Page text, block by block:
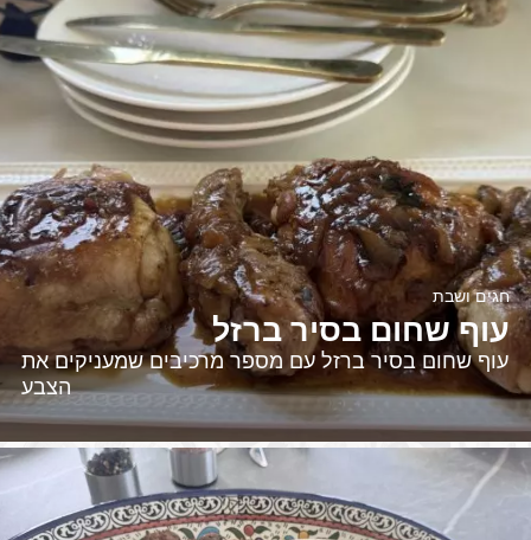
עוף שחום בסיר ברזל
חגים ושבת
עוף שחום בסיר ברזל עם מספר מרכיבים שמעניקים את
הצבע